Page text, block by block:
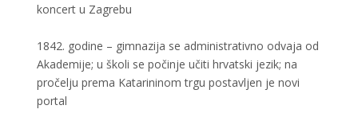
koncert u Zagrebu
1842. godine – gimnazija se administrativno odvaja od
Akademije; u školi se počinje učiti hrvatski jezik; na
pročelju prema Katarininom trgu postavljen je novi
portal